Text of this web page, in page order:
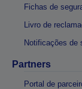
Fichas de
Livro de
Notificações de
Partners
Portal de